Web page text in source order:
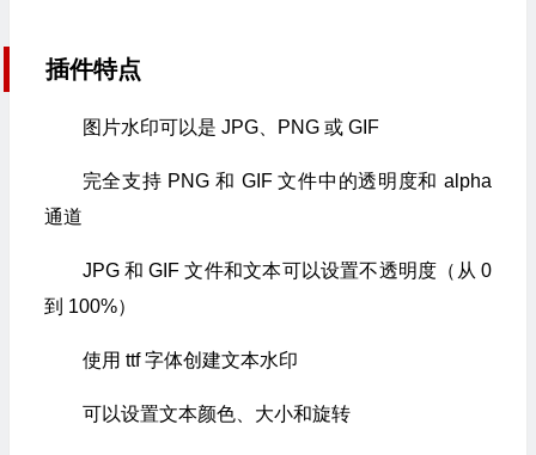
插件特点
图片水印可以是 JPG、PNG 或 GIF
完全支持 PNG 和 GIF 文件中的透明度和 alpha
通道
JPG 和 GIF 文件和文本可以设置不透明度（从 0
到 100%）
使用 ttf 字体创建文本水印
可以设置文本颜色、大小和旋转